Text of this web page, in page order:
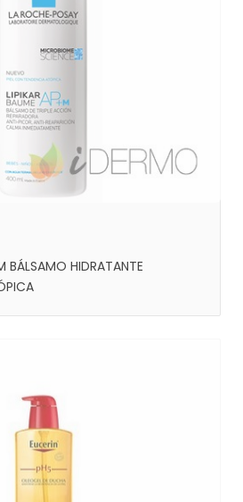
BÁLSAMO HIDRATANTE